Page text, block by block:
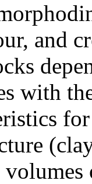
and
with